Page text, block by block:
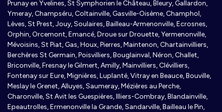
Prunay en Yvelines, St Symphorien le Château, Bleury, Gallardon,
Ymeray, Champséru, Coltainville, Gasville-Oisème, Champhol,
Lèves, St Prest, Jouy, Soulaires, Bailleau-Armenonville, Ecrosnes,
Orphin, Orcemont, Emancé, Droue sur Drouette, Yermenonville,
Mévoisins, St Piat, Gas, Houx, Pierres, Maintenon, Chartainvilliers,
Berchères St Germain, Poisvilliers, Bouglainval, Néron, Challet,
Briconville, Fresnay le Gilmert, Amilly, Mainvilliers, Clévilliers,
Fontenay sur Eure, Mignières, Luplanté, Vitray en Beauce, Bouville,
Meslay le Grenet, Alluyes, Saumeray, Mézières au Perche,
Charonville, St Avit les Guespières, Illiers-Combray, Blandainville,
Epeautrolles, Ermenonville la Grande, Sandarville, Bailleau le Pin,